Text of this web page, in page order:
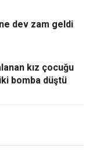
dev zam geldi
kız çocuğu
bomba düştü